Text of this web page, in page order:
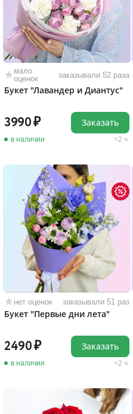
мало
оценок
заказывали 52 раза
Букет "Лавандер и Диантус"
3990
в наличии 2 ч.
Заказать
нет оценок заказывали 51 раз
Букет "Первые дни лета"
2490
в наличии 2 ч.
Заказать